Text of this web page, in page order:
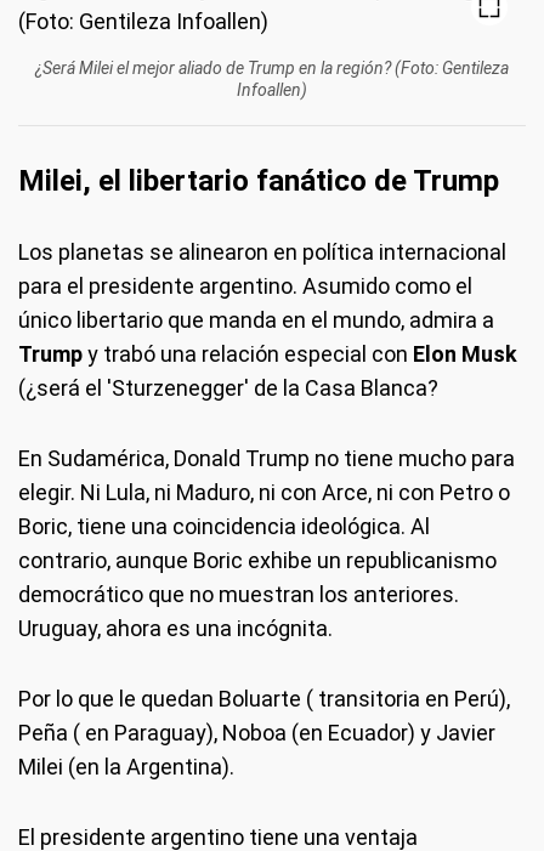
¿Será Milei el mejor aliado de Trump en la región? (Foto: Gentileza
Infoallen)
Milei, el libertario fanático de Trump
Los planetas se alinearon en política internacional
para el presidente argentino. Asumido como el
único libertario que manda en el mundo, admira a
Trumpy trabó una relación especial con Elon Musk
(¿será el 'Sturzenegger' de la Casa Blanca?
En Sudamérica, Donald Trump no tiene mucho para
elegir. Ni Lula, ni Maduro, ni con Arce, ni con Petro o
Boric, tiene una coincidencia ideológica. Al
contrario, aunque Boric exhibe un republicanismo
democrático que no muestran los anteriores.
Uruguay, ahora es una incógnita.
Por lo que le quedan Boluarte ( transitoria en Perú),
Peña ( en Paraguay), Noboa (en Ecuador) y Javier
Milei (en la Argentina).
El presidente argentino tiene una ventaja